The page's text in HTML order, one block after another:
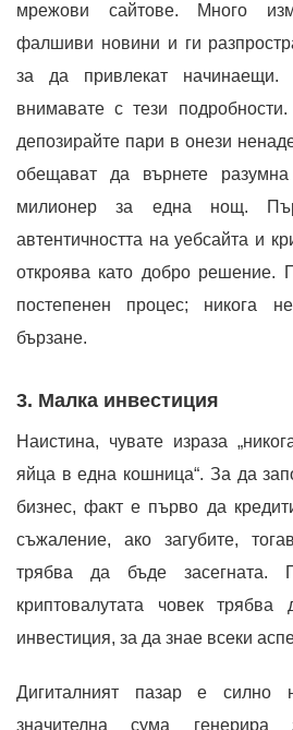
мрежови сайтове. Много
фалшиви новини и ги
за да привлекат
внимавате с тези
депозирайте пари в онези
обещават да върнете
милионер за една нощ.
автентичността на уебсайта и
откроява като добро решение.
постепенен процес; никога
бързане.
3. Малка инвестиция
Наистина, чувате израза
яйца в една кошница“. За да
бизнес, факт е първо да
съжаление, ако загубите,
трябва да бъде
криптовалутата човек
инвестиция, за да знае всеки
Дигиталният пазар е силно
значителна сума генерира